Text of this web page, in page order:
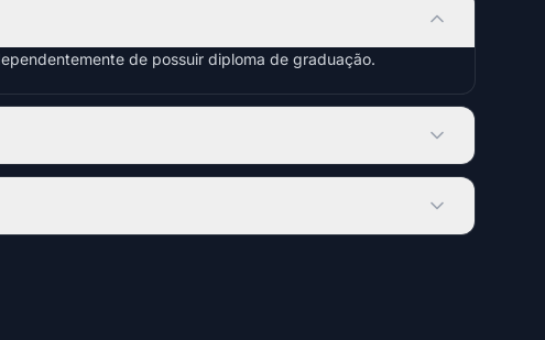
de possuir diploma de graduação.